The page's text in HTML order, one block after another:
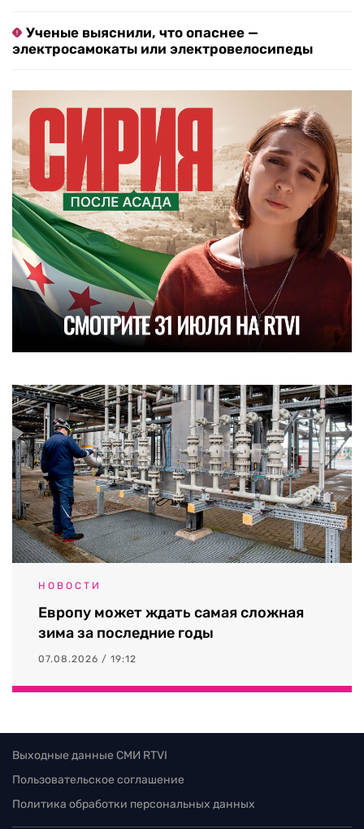
Ученые выяснили, что опаснее —
электросамокаты или электровелосипеды
НОВОСТИ
Европу может ждать самая сложная
зима за последние годы
07.08.2026 / 19:12
Выходные данные СМИ RTVI
Пользовательское соглашение
Политика обработки персональных данных